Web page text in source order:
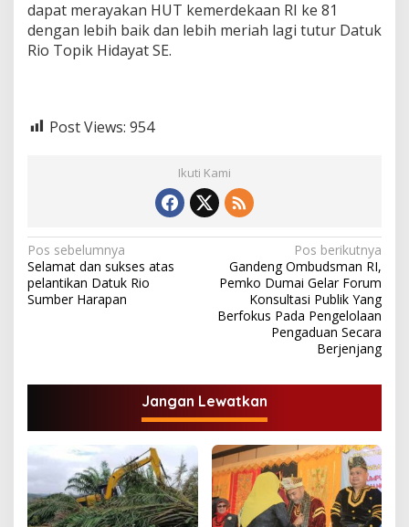
dapat merayakan HUT kemerdekaan RI ke 81
dengan lebih baik dan lebih meriah lagi tutur Datuk
Rio Topik Hidayat SE.
Post Views: 954
Ikuti Kami
N
a
v
a
i
p
o
s
Pos sebelumnya
Selamat dan sukses atas
pelantikan Datuk Rio
Sumber Harapan
Pos berikutnya
Gandeng Ombudsman RI,
Pemko Dumai Gelar Forum
Konsultasi Publik Yang
Berfokus Pada Pengelolaan
Pengaduan Secara
Berjenjang
Jangan Lewatkan